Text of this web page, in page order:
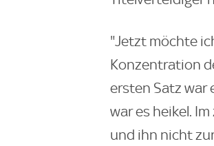
"Jetzt möchte
Konzentration
ersten Satz war
war es heikel.
und ihn nicht